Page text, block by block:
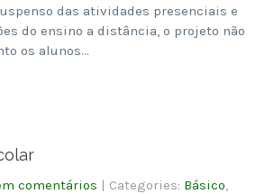
das atividades presenciais e
do ensino a distância, o projeto não
os alunos…
comentários | Categories: Básico